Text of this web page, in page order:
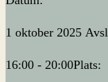
1 oktober 2025
16:00 - 20:00Plats: